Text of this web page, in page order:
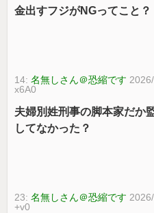
金出すフジがNGってこと？
14:名無しさん＠恐縮です
x6A0
夫婦別姓刑事の脚本家だか
してなかった？
23:名無しさん＠恐縮です
+v0